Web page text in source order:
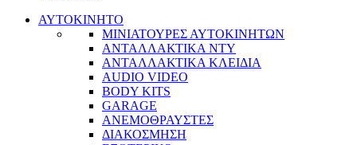
ΑΥΤΟΚΙΝΗΤΟ
ΜΙΝΙΑΤΟΥΡΕΣ ΑΥΤΟΚΙΝΗΤΩΝ
ΑΝΤΑΛΛΑΚΤΙΚΑ NTY
ΑΝΤΑΛΛΑΚΤΙΚΑ ΚΛΕΙΔΙΑ
AUDIO VIDEO
BODY KITS
GARAGE
ΑΝΕΜΟΘΡΑΥΣΤΕΣ
ΔΙΑΚΟΣΜΗΣΗ